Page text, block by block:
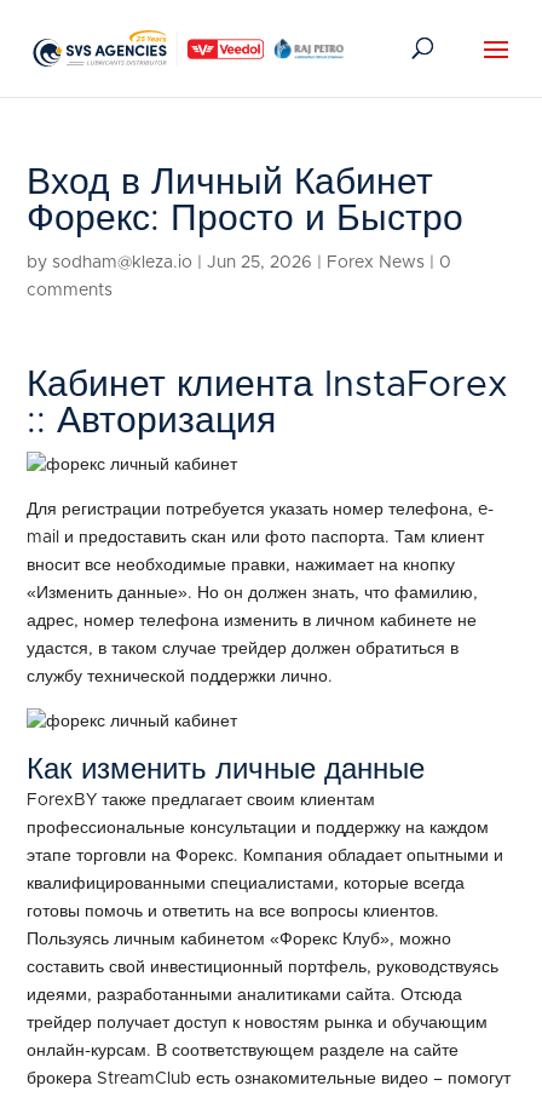
Вход в Личный Кабинет
Форекс: Просто и Быстро
by sodham@kleza.io |Jun 25, 2026 Forex News
0
comments
Кабинет клиента InstaForex
:: Авторизация
Для регистрации потребуется указать номер телефона, e-
mail и предоставить скан или фото паспорта. Там клиент
вносит все необходимые правки, нажимает на кнопку
«Изменить данные». Но он должен знать, что фамилию,
адрес, номер телефона изменить в личном кабинете не
удастся, в таком случае трейдер должен обратиться в
службу технической поддержки лично.
Как изменить личные данные
ForexBY также предлагает своим клиентам
профессиональные консультации и поддержку на каждом
этапе торговли на Форекс. Компания обладает опытными и
квалифицированными специалистами, которые всегда
готовы помочь и ответить на все вопросы клиентов.
Пользуясь личным кабинетом «Форекс Клуб», можно
составить свой инвестиционный портфель, руководствуясь
идеями, разработанными аналитиками сайта. Отсюда
трейдер получает доступ к новостям рынка и обучающим
онлайн-курсам. В соответствующем разделе на сайте
брокера StreamClub есть ознакомительные видео – помогут